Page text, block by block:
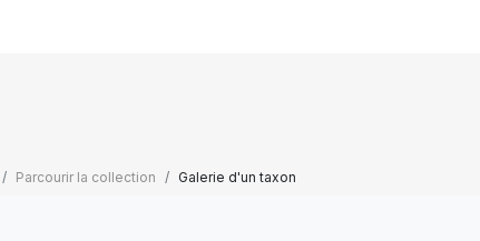
Parcourir la collection Galerie d'un taxon